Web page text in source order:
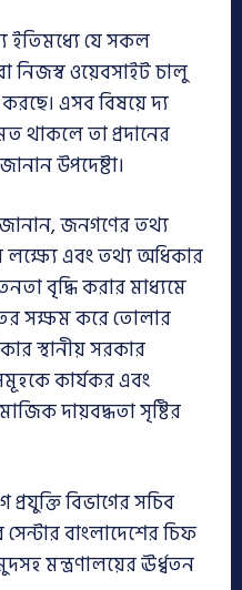
ইতিমধ্যে যে সকল
নিজস্ব ওয়েবসাইট চালু
এসব বিষয়ে দ্য
থাকলে তা প্রদানের
উপদেষ্টা।
জানান, জনগণের তথ্য
লক্ষ্যে এবং তথ্য অধিকার
বৃদ্ধি করার মাধ্যমে
সক্ষম করে তোলার
স্থানীয় সরকার
সমূহকে কার্যকর এবং
দায়বদ্ধতা সৃষ্টির
বিভাগের সচিব
সেন্টার বাংলাদেশের চিফ
মন্ত্রণালয়ের ঊর্ধ্বতন